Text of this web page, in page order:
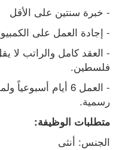
- خبرة سنتين على الأقل
- إجادة العمل على
فلسطين.
رسمية.
متطلبات الوظيفة:
الجنس: أنثى